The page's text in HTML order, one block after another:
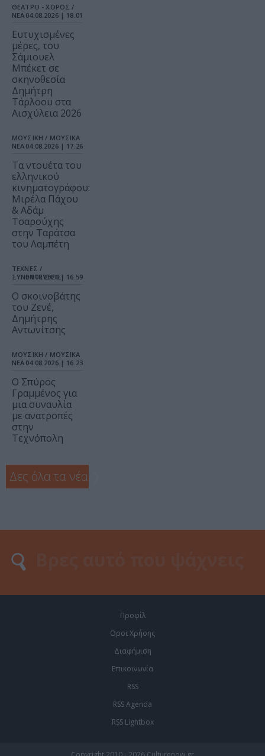
ΘΕΑΤΡΟ - ΧΟΡΟΣ /
ΝΕΑ 04.08.2026 | 18.01
Ευτυχισμένες
μέρες, του
Σάμιουελ
Μπέκετ σε
σκηνοθεσία
Δημήτρη
Τάρλοου στα
Αισχύλεια 2026
ΜΟΥΣΙΚΗ / ΜΟΥΣΙΚΑ
ΝΕΑ 04.08.2026 | 17.26
Τα ντουέτα του
ελληνικού
κινηματογράφου:
Μιρέλα Πάχου
& Αδάμ
Τσαρούχης
στην Ταράτσα
του Λαμπέτη
ΤΕΧΝΕΣ /
ΣΥΝΕΝΤΕΥΞΕΙΣ
04.08.2026 | 16.59
Ο σκοινοβάτης
του Ζενέ,
Δημήτρης
Αντωνίτσης
ΜΟΥΣΙΚΗ / ΜΟΥΣΙΚΑ
ΝΕΑ 04.08.2026 | 16.23
Ο Σπύρος
Γραμμένος για
μια συναυλία
με ανατροπές
στην
Τεχνόπολη
Δες όλα τα νέα
Προφίλ
Οροι Χρήσης
Διαφήμιση
Επικοινωνία
RSS
RSS Agenda
RSS Lightbox